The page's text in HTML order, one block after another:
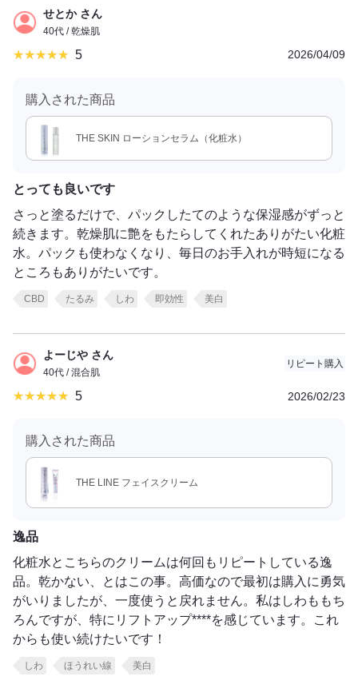
せとか さん
40代 / 乾燥肌
5 2026/04/09
購入された商品
THE SKIN ローションセラム（化粧水）
とっても良いです
さっと塗るだけで、パックしたてのような保湿感がずっと
続きます。乾燥肌に艶をもたらしてくれたありがたい化粧
水。パックも使わなくなり、毎日のお手入れが時短になる
ところもありがたいです。
CBD たるみ しわ 即効性 美白
よーじや さん
40代 / 混合肌
リピート購入
5 2026/02/23
購入された商品
THE LINE フェイスクリーム
逸品
化粧水とこちらのクリームは何回もリピートしている逸
品。乾かない、とはこの事。高価なので最初は購入に勇気
がいりましたが、一度使うと戻れません。私はしわももち
ろんですが、特にリフトアップ****を感じています。これ
からも使い続けたいです！
しわ ほうれい線 美白